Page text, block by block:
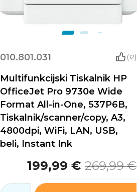
010.801.031 (12)
Multifunkcijski Tiskalnik HP
OfficeJet Pro 9730e Wide
Format All-in-One, 537P6B,
Tiskalnik/scanner/copy, A3,
4800dpi, WiFi, LAN, USB,
beli, Instant Ink
199,99 € 269,99 €